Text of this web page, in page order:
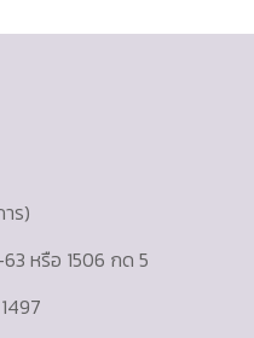
ร)
หรือ 1506 กด 5